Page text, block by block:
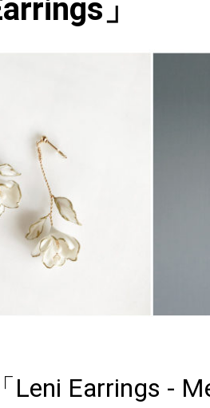
」
Leni Earrings -